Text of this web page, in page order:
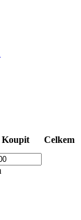
Koupit
Celkem